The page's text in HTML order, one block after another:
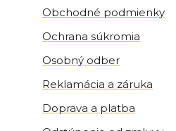
Obchodné podmienky
Ochrana súkromia
Osobný odber
Reklamácia a záruka
Doprava a platba